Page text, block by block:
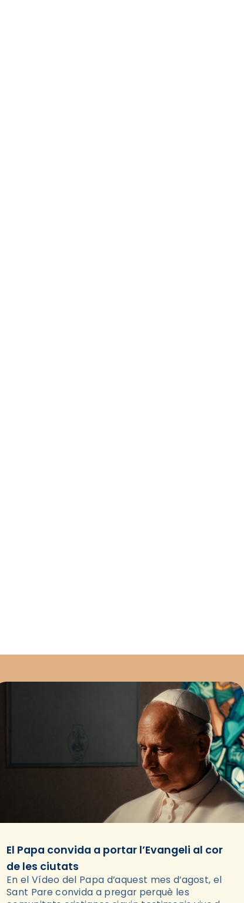
El Papa convida a portar l’Evangeli al cor
de les ciutats
En el Vídeo del Papa d’aquest mes d’agost, el
Sant Pare convida a pregar perquè les